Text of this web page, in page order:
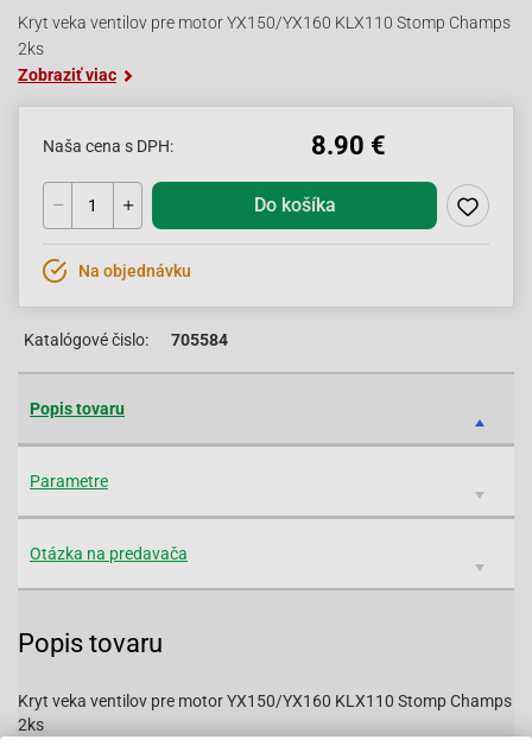
Kryt veka ventilov pre motor YX150/YX160 KLX110 Stomp Champs
2ks
Zobraziť viac
Naša cena s DPH: 8.90 €
Do košíka
Na objednávku
Katalógové čislo: 705584
Popis tovaru
Parametre
Otázka na predavača
Popis tovaru
Kryt veka ventilov pre motor YX150/YX160 KLX110 Stomp Champs
2ks